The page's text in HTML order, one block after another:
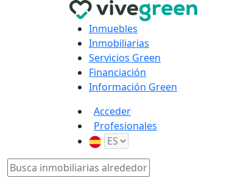
Inmuebles
Inmobiliarias
Servicios Green
Financiación
Información Green
Acceder
Profesionales